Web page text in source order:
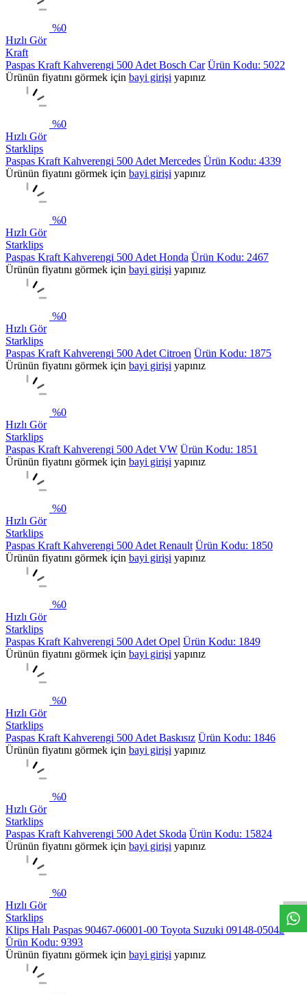
%0
Hızlı Gör
Kraft
Paspas Kraft Kahverengi 500 Adet Bosch Car Ürün Kodu: 5022
Ürünün fiyatını görmek için bayi girişi yapınız
%0
Hızlı Gör
Starklips
Paspas Kraft Kahverengi 500 Adet Mercedes Ürün Kodu: 4339
Ürünün fiyatını görmek için bayi girişi yapınız
%0
Hızlı Gör
Starklips
Paspas Kraft Kahverengi 500 Adet Honda Ürün Kodu: 2467
Ürünün fiyatını görmek için bayi girişi yapınız
%0
Hızlı Gör
Starklips
Paspas Kraft Kahverengi 500 Adet Citroen Ürün Kodu: 1875
Ürünün fiyatını görmek için bayi girişi yapınız
%0
Hızlı Gör
Starklips
Paspas Kraft Kahverengi 500 Adet VW Ürün Kodu: 1851
Ürünün fiyatını görmek için bayi girişi yapınız
%0
Hızlı Gör
Starklips
Paspas Kraft Kahverengi 500 Adet Renault Ürün Kodu: 1850
Ürünün fiyatını görmek için bayi girişi yapınız
%0
Hızlı Gör
Starklips
Paspas Kraft Kahverengi 500 Adet Opel Ürün Kodu: 1849
Ürünün fiyatını görmek için bayi girişi yapınız
%0
Hızlı Gör
Starklips
Paspas Kraft Kahverengi 500 Adet Baskısız Ürün Kodu: 1846
Ürünün fiyatını görmek için bayi girişi yapınız
%0
Hızlı Gör
Starklips
Paspas Kraft Kahverengi 500 Adet Skoda Ürün Kodu: 15824
Ürünün fiyatını görmek için bayi girişi yapınız
%0
Hızlı Gör
Starklips
Klips Halı Paspas 90467-06001-00 Toyota Suzuki 09148-05042
Ürün Kodu: 9393
Ürünün fiyatını görmek için bayi girişi yapınız